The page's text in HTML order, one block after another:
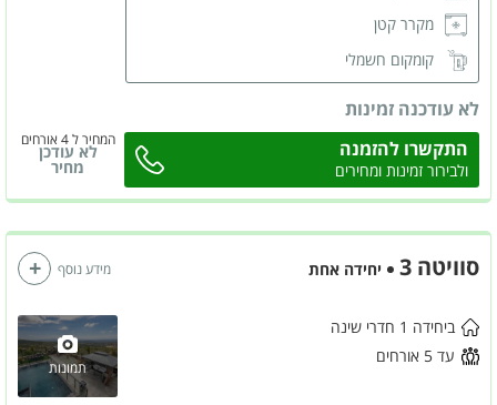
מקרר קטן
קומקום חשמלי
מזגן
ארונות לאחסון
שידות לאחסון
חדר רחצה פרטי
המחיר ל 4 אורחים
לא עודכנה זמינות
לא עודכן
מחיר
התקשרו להזמנה
ולבירור זמינות ומחירים
סוויטה 3 יחידה אחת
תמונות
ביחידה 1 חדרי שינה
עד 5 אורחים
מידע נוסף